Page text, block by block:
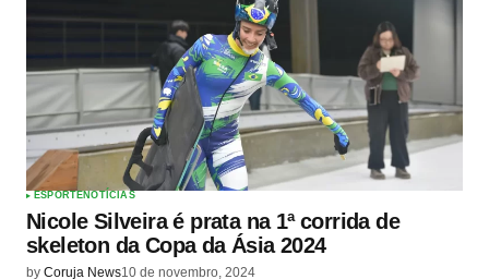
ESPORTENOTÍCIAS
Nicole Silveira é prata na 1ª corrida de
skeleton da Copa da Ásia 2024
by Coruja News10 de novembro, 2024